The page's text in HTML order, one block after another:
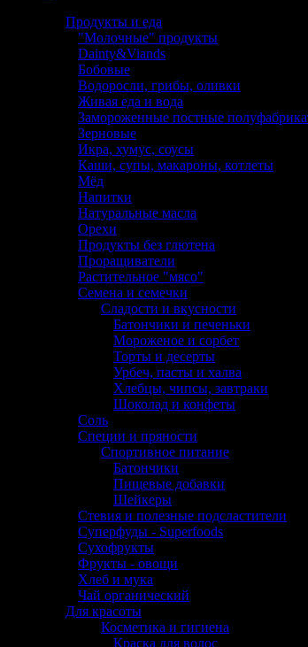
Продукты и еда
"Молочные" продукты
Dainty&Viands
Бобовые
Водоросли, грибы, оливки
Живая еда и вода
Замороженные постные
Зерновые
Икра, хумус, соусы
Каши, супы, макароны, котлеты
Мёд
Напитки
Натуральные масла
Орехи
Продукты без глютена
Проращиватели
Растительное "мясо"
Семена и семечки
Сладости и вкусности
Батончики и печеньки
Мороженое и сорбет
Торты и десерты
Урбеч, пасты и халва
Хлебцы, чипсы, завтраки
Шоколад и конфеты
Соль
Специи и пряности
Спортивное питание
Батончики
Пищевые добавки
Шейкеры
Стевия и полезные подсластители
Суперфуды - Superfoods
Сухофрукты
Фрукты - овощи
Хлеб и мука
Чай органический
Для красоты
Косметика и гигиена
Краска для волос